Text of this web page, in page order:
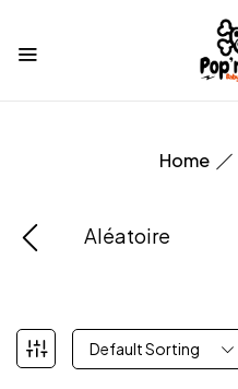
Home
Aléatoire
Default Sorting